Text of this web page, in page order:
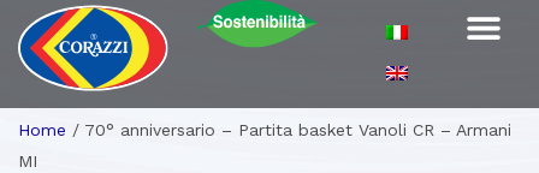
Home / 70° anniversario – Partita basket Vanoli CR – Armani
MI